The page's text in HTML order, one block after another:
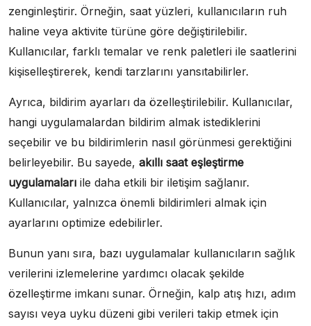
zenginleştirir. Örneğin, saat yüzleri, kullanıcıların ruh
haline veya aktivite türüne göre değiştirilebilir.
Kullanıcılar, farklı temalar ve renk paletleri ile saatlerini
kişiselleştirerek, kendi tarzlarını yansıtabilirler.
Ayrıca, bildirim ayarları da özelleştirilebilir. Kullanıcılar,
hangi uygulamalardan bildirim almak istediklerini
seçebilir ve bu bildirimlerin nasıl görünmesi gerektiğini
belirleyebilir. Bu sayede, akıllı saat eşleştirme
uygulamaları ile daha etkili bir iletişim sağlanır.
Kullanıcılar, yalnızca önemli bildirimleri almak için
ayarlarını optimize edebilirler.
Bunun yanı sıra, bazı uygulamalar kullanıcıların sağlık
verilerini izlemelerine yardımcı olacak şekilde
özelleştirme imkanı sunar. Örneğin, kalp atış hızı, adım
sayısı veya uyku düzeni gibi verileri takip etmek için